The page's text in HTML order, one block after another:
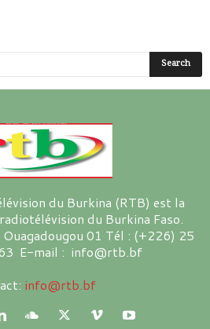
du Burkina (RTB) est la
du Burkina Faso.
01 Tél : (+226) 25
E-mail : info@rtb.bf
info@rtb.bf